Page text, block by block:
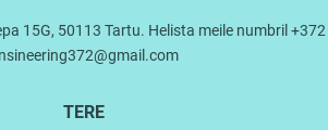
15G, 50113 Tartu. Helista meile numbril
TERE